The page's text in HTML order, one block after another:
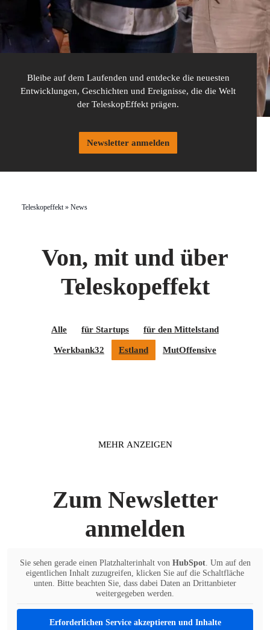
Bleibe auf dem Laufenden und entdecke die neuesten
Entwicklungen, Geschichten und Ereignisse, die die Welt
der TeleskopEffekt prägen.
Newsletter anmelden
Teleskopeffekt» News
Von, mit und über
Teleskopeffekt
Alle für Startups für den Mittelstand
Werkbank32 Estland MutOffensive
MEHR ANZEIGEN
Zum Newsletter
anmelden
Sie sehen gerade einen Platzhalterinhalt von HubSpot. Um auf den
eigentlichen Inhalt zuzugreifen, klicken Sie auf die Schaltfläche
unten. Bitte beachten Sie, dass dabei Daten an Drittanbieter
weitergegeben werden.
Erforderlichen Service akzeptieren und Inhalte